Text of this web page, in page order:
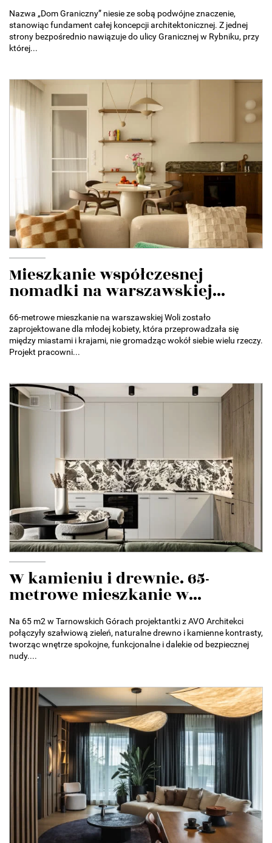
Nazwa „Dom Graniczny” niesie ze sobą podwójne znaczenie,
stanowiąc fundament całej koncepcji architektonicznej. Z jednej
strony bezpośrednio nawiązuje do ulicy Granicznej w Rybniku, przy
której...
Mieszkanie współczesnej
nomadki na warszawskiej...
66-metrowe mieszkanie na warszawskiej Woli zostało
zaprojektowane dla młodej kobiety, która przeprowadzała się
między miastami i krajami, nie gromadząc wokół siebie wielu rzeczy.
Projekt pracowni...
W kamieniu i drewnie. 65-
metrowe mieszkanie w...
Na 65 m2 w Tarnowskich Górach projektantki z AVO Architekci
połączyły szałwiową zieleń, naturalne drewno i kamienne kontrasty,
tworząc wnętrze spokojne, funkcjonalne i dalekie od bezpiecznej
nudy....